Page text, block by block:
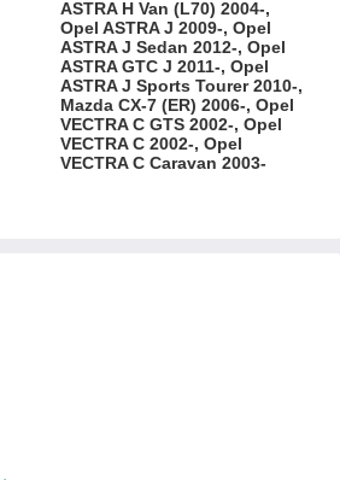
ASTRA H Van (L70) 2004-,
Opel ASTRA J 2009-, Opel
ASTRA J Sedan 2012-, Opel
ASTRA GTC J 2011-, Opel
ASTRA J Sports Tourer 2010-,
Mazda CX-7 (ER) 2006-, Opel
VECTRA C GTS 2002-, Opel
VECTRA C 2002-, Opel
VECTRA C Caravan 2003-